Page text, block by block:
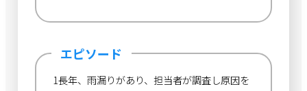
エピソード
1長年、雨漏りがあり、担当者が調査し原因を